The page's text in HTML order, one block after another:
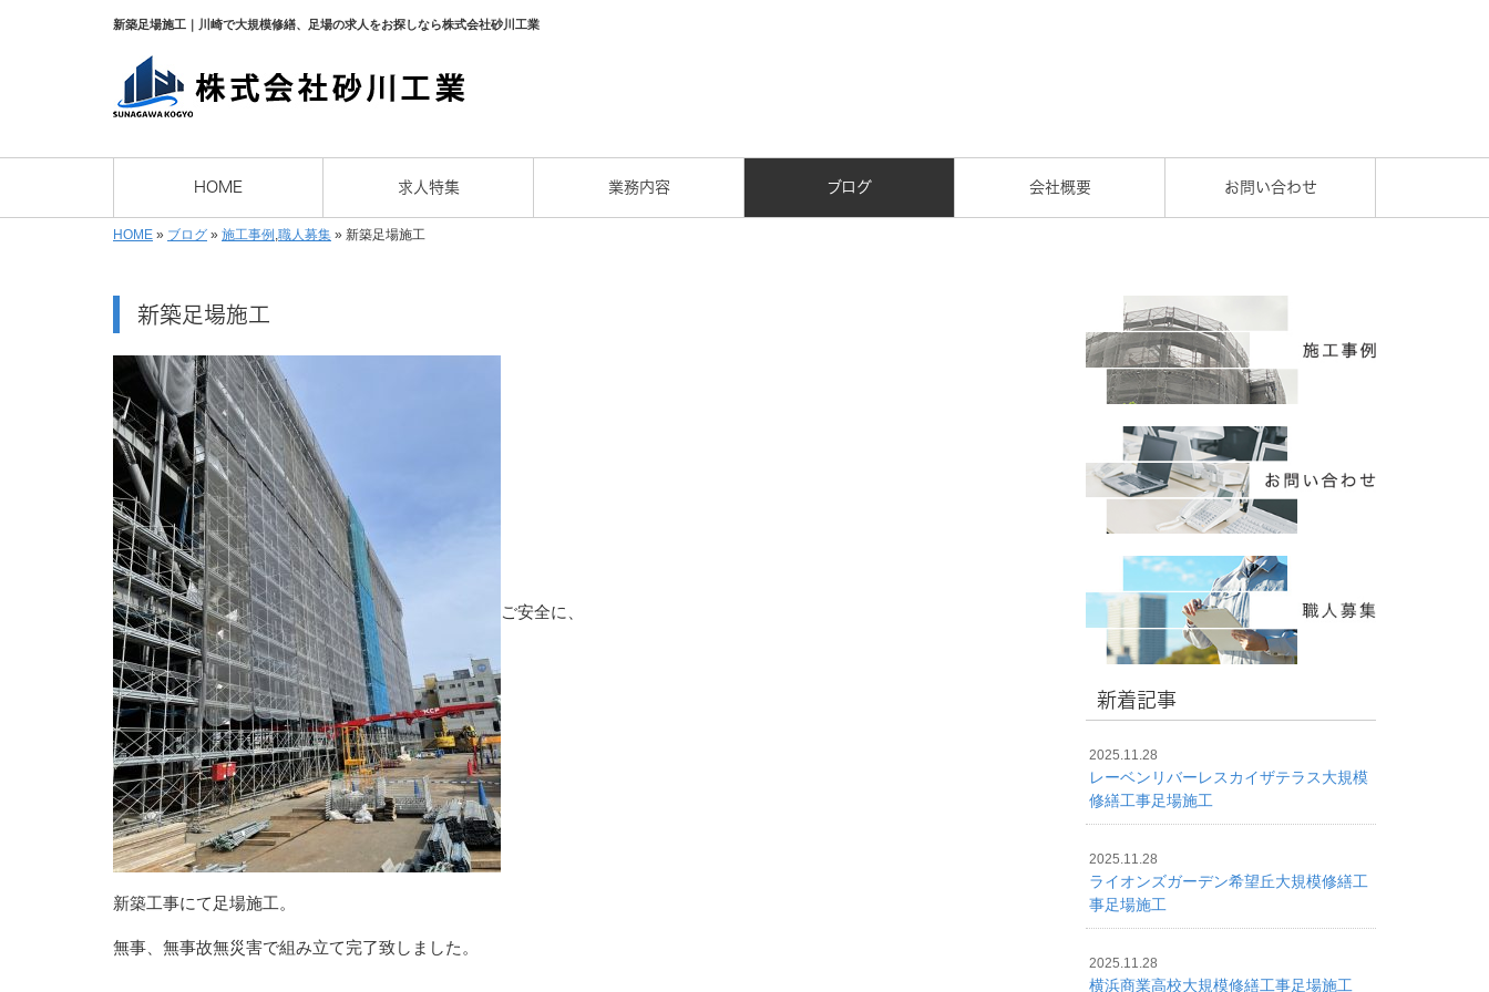
新築足場施工｜川崎で大規模修繕、足場の求人をお探しなら株式会社砂川工業
HOME 求人特集 業務内容 ブログ 会社概要 お問い合わせ
HOME » ブログ » 施工事例 ,職人募集 » 新築足場施工
新築足場施工
ご安全に、
新築工事にて足場施工。
無事、無事故無災害で組み立て完了致しました。
新着記事
2025.11.28
レーベンリバーレスカイザテラス大規模
修繕工事足場施工
2025.11.28
ライオンズガーデン希望丘大規模修繕工
事足場施工
2025.11.28
横浜商業高校大規模修繕工事足場施工